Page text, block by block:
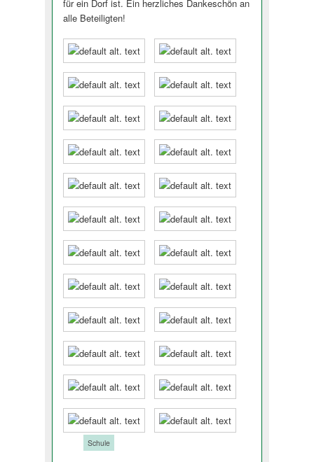
für ein Dorf ist. Ein herzliches Dankeschön an
alle Beteiligten!
Schule